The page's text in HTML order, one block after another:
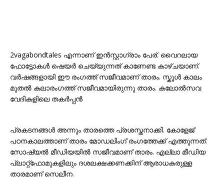
2vagabondtales എന്നാണ് ഇൻസ്റ്റാഗ്രാം പേര്. വൈറലായ
ഫോട്ടോകൾ ഷെയർ ചെയ്യുന്നത് കാണേണ്ട കാഴ്ചയാണ്.
വർഷങ്ങളായി ഈ രംഗത്ത് സജീവമാണ് താരം. സ്കൂൾ കാലം
മുതൽ കലാരംഗത്ത് സജീവമായിരുന്നു താരം. കലോൽസവ
വേദികളിലെ തകർപ്പൻ
പ്രകടനങ്ങൾ അന്നും താരത്തെ പ്രശസ്തനാക്കി. കോളേജ്
പഠനകാലത്താണ് താരം മോഡലിംഗ് രംഗത്തേക്ക് എത്തുന്നത്.
സോഷ്യൽ മീഡിയയിൽ സജീവമാണ് താരം. എല്ലാ മീഡിയ
പ്ലാറ്റ്‌ഫോമുകളിലും ദശലക്ഷക്കണക്കിന് ആരാധകരുള്ള
താരമാണ് സെലീന.